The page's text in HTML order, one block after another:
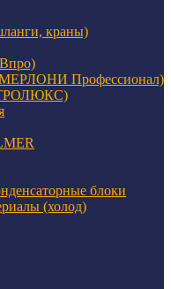
краны)
Профессионал)
блоки
(холод)